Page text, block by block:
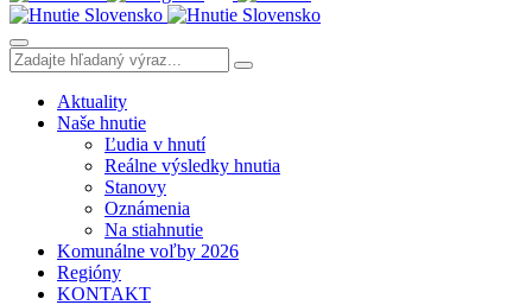
Aktuality
Naše hnutie
Ľudia v hnutí
Reálne výsledky hnutia
Stanovy
Oznámenia
Na stiahnutie
Komunálne voľby 2026
Regióny
KONTAKT